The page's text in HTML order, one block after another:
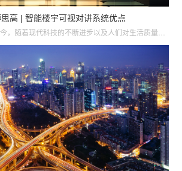
高 | 智能楼宇可视对讲系统优点